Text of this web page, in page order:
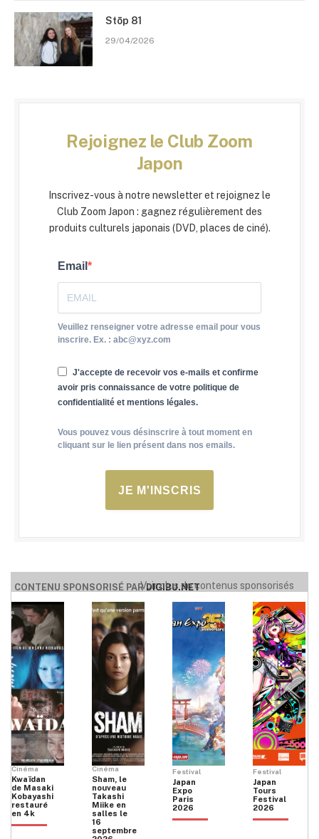
Stōp 81
29/04/2026
Rejoignez le Club Zoom
Japon
Inscrivez-vous à notre newsletter et rejoignez le
Club Zoom Japon : gagnez régulièrement des
produits culturels japonais (DVD, places de ciné).
Email
Veuillez renseigner votre adresse email pour vous
inscrire. Ex. : abc@xyz.com
J'accepte de recevoir vos e-mails et confirme
avoir pris connaissance de votre politique de
confidentialité et mentions légales.
Vous pouvez vous désinscrire à tout moment en
cliquant sur le lien présent dans nos emails.
JE M'INSCRIS
CONTENU SPONSORISÉ PARDIGIBU.NET
Voir plus de contenus sponsorisés
Cinéma
Kwaïdan
de Masaki
Kobayashi
restauré
en 4k
Cinéma
Sham, le
nouveau
Takashi
Miike en
salles le
16
septembre
Festival
Japan
Expo
Paris
2026
Festival
Japan
Tours
Festival
2026